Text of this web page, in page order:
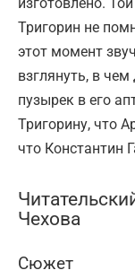
изготовлено.
Тригорин не
этот момент
взглянуть, в
пузырек в его
Тригорину, что
что Константин
Чехова
Сюжет